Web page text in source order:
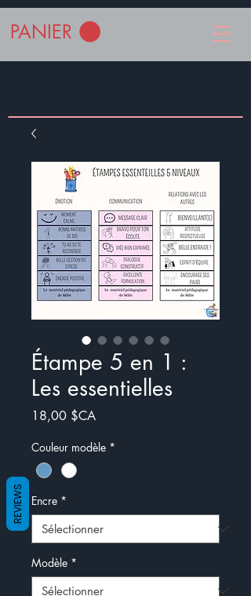
PANIER
Étampe 5 en 1 :
Les essentielles
18,00 $CAPrix
Couleur modèle *
Encre *
Modèle *
REVIEWS